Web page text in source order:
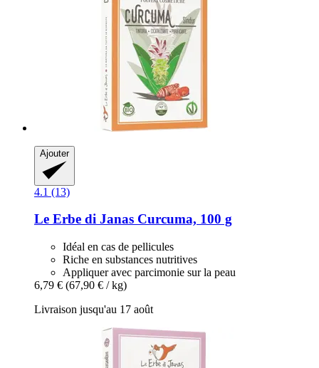
Ajouter
4.1 (13)
Le Erbe di Janas Curcuma, 100 g
Idéal en cas de pellicules
Riche en substances nutritives
Appliquer avec parcimonie sur la peau
6,79 € (67,90 € / kg)
Livraison jusqu'au 17 août